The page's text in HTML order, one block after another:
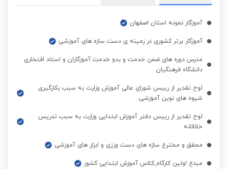
هفتم تیزهوشان
علوم تجربی ششم به
هفتم نمونه دولتی
مشاهده قیمت
هفتم مدارس برتر
مشاهده قیمت
علوم تجربی چهارم
مشاهده قیمت
علوم تجربی پنجم
آموزگار نمونه استان اصفهان
آموزگار برتر کشوری در زمینه ی دست سازه های آموزشی
مدرس دوره های ضمن خدمت و بدو خدمت آموزگاران و استاد افتخاری
دانشگاه فرهنگیان
لوح تقدیر از رییس شورای عالی آموزش وزارت به سبب بکارگیری
شیوه های نوین آموزشی
لوح تقدیر از رییس دفتر آموزش ابتدایی وزارت به سبب تدریس
خلاقانه
محقق و مخترع سازه های دست ورزی و ابزار های آموزشی
مبدع اولین کارگاه_کلاس آموزش ابتدایی کشور